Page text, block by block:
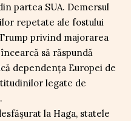
partea SUA. Demersul
repetate ale fostului
privind majorarea
să răspundă
dependența Europei de
legate de
la Haga, statele